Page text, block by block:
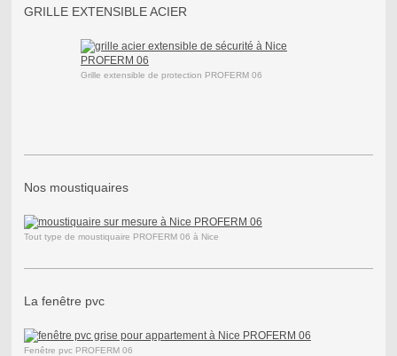
GRILLE EXTENSIBLE ACIER
Grille extensible de protection PROFERM 06
Nos moustiquaires
Tout type de moustiquaire PROFERM 06 à Nice
La fenêtre pvc
Fenêtre pvc PROFERM 06